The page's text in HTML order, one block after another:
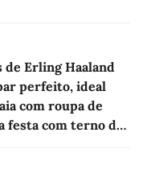
de Erling Haaland
perfeito, ideal
com roupa de
festa com terno de